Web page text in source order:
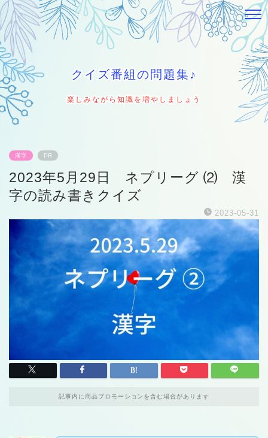
クイズ番組の問題集♪
楽しみながら知識を増やしましょう
漢字 PR
2023年5月29日 ネプリーグ ⑵ 漢
字の読み書きクイズ
2023-05-31
記事内に商品プロモーションを含む場合があります